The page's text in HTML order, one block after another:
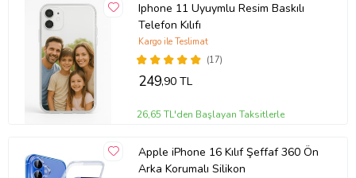
Iphone 11 Uyuymlu Resim Baskılı
Telefon Kılıfı
(17)
Kargo ile Teslimat
249,90 TL
26,65 TL'den Başlayan Taksitlerle
Apple iPhone 16 Kılıf Şeffaf 360 Ön
Arka Korumalı Silikon